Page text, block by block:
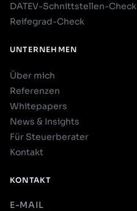
DATEV-Schnittstellen-Check
Reifegrad-Check
UNTERNEHMEN
Über mich
Referenzen
Whitepapers
News & Insights
Für Steuerberater
Kontakt
KONTAKT
E-MAIL